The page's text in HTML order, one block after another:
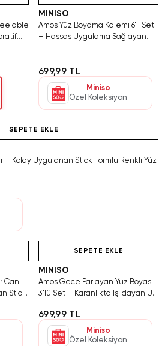
MINISO
Amos Yüz Boyama Kalemi 6’lı Set
– Hassas Uygulama Sağlayan
699,99 TL
Miniso
Özel Koleksiyon
SEPETE EKLE
– Kolay Uygulanan Stick Formlu Renkli Yüz
Canlı
Stick
SEPETE EKLE
MINISO
Amos Gece Parlayan Yüz Boyası
3’lü Set – Karanlıkta Işıldayan UV
699,99 TL
Miniso
Özel Koleksiyon